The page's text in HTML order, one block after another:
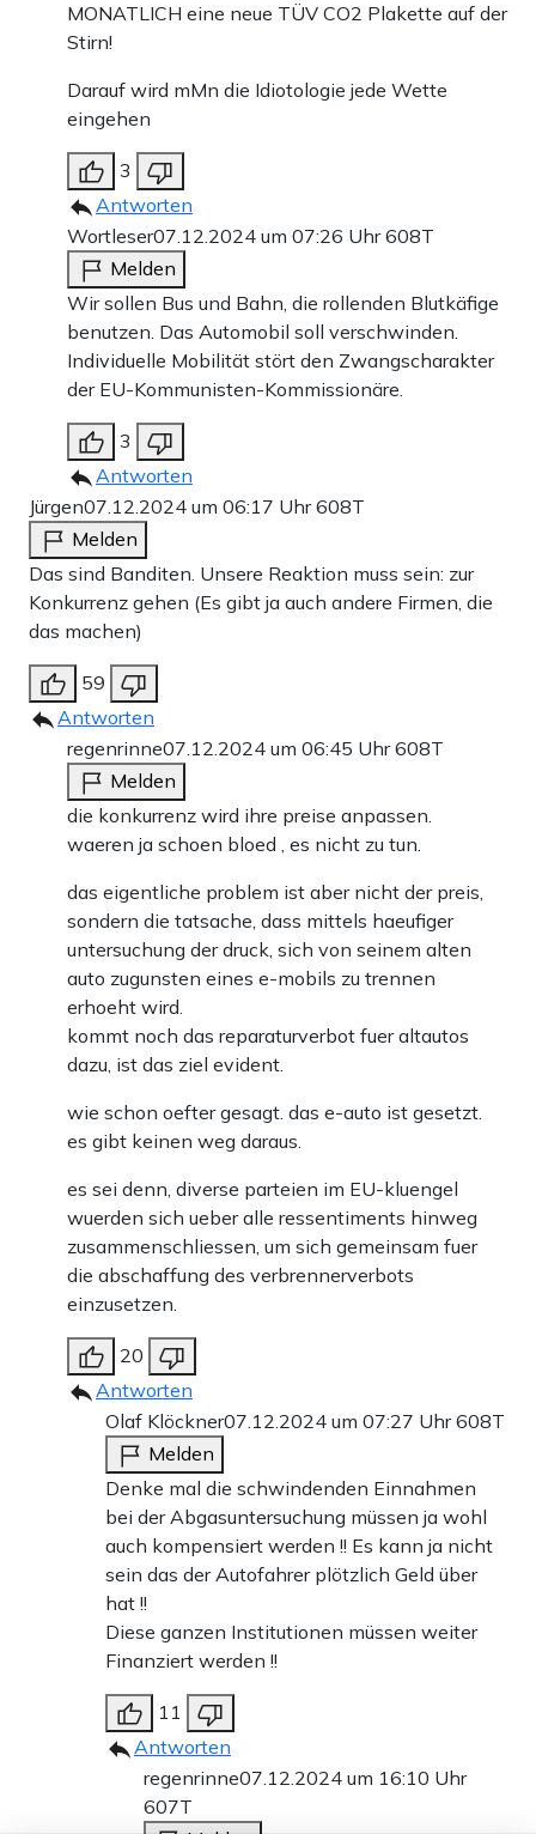
MONATLICH eine neue TÜV CO2 Plakette auf der
Stirn!
Darauf wird mMn die Idiotologie jede Wette
eingehen
3
Antworten
Wortleser07.12.2024 um 07:26 Uhr608T
Melden
Wir sollen Bus und Bahn, die rollenden Blutkäfige
benutzen. Das Automobil soll verschwinden.
Individuelle Mobilität stört den Zwangscharakter
der EU-Kommunisten-Kommissionäre.
3
Antworten
Jürgen07.12.2024 um 06:17 Uhr608T
Melden
Das sind Banditen. Unsere Reaktion muss sein: zur
Konkurrenz gehen (Es gibt ja auch andere Firmen, die
das machen)
59
Antworten
regenrinne07.12.2024 um 06:45 Uhr608T
Melden
die konkurrenz wird ihre preise anpassen.
waeren ja schoen bloed , es nicht zu tun.
das eigentliche problem ist aber nicht der preis,
sondern die tatsache, dass mittels haeufiger
untersuchung der druck, sich von seinem alten
auto zugunsten eines e-mobils zu trennen
erhoeht wird.
kommt noch das reparaturverbot fuer altautos
dazu, ist das ziel evident.
wie schon oefter gesagt. das e-auto ist gesetzt.
es gibt keinen weg daraus.
es sei denn, diverse parteien im EU-kluengel
wuerden sich ueber alle ressentiments hinweg
zusammenschliessen, um sich gemeinsam fuer
die abschaffung des verbrennerverbots
einzusetzen.
20
Antworten
Olaf Klöckner07.12.2024 um 07:27 Uhr608T
Melden
Denke mal die schwindenden Einnahmen
bei der Abgasuntersuchung müssen ja wohl
auch kompensiert werden !! Es kann ja nicht
sein das der Autofahrer plötzlich Geld über
hat !!
Diese ganzen Institutionen müssen weiter
Finanziert werden !!
11
Antworten
regenrinne07.12.2024 um 16:10 Uhr
607T